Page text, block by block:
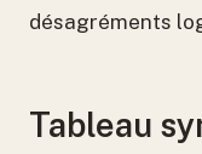
désagréments
Tableau